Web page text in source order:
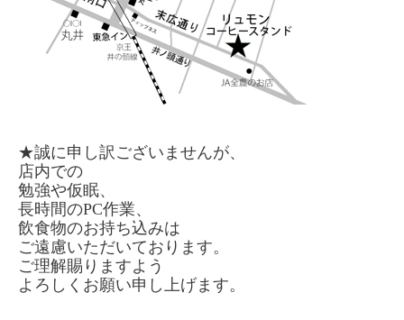
★誠に申し訳ございませんが、
店内での
勉強や仮眠、
長時間のPC作業、
飲食物のお持ち込みは
ご遠慮いただいております。
ご理解賜りますよう
よろしくお願い申し上げます。